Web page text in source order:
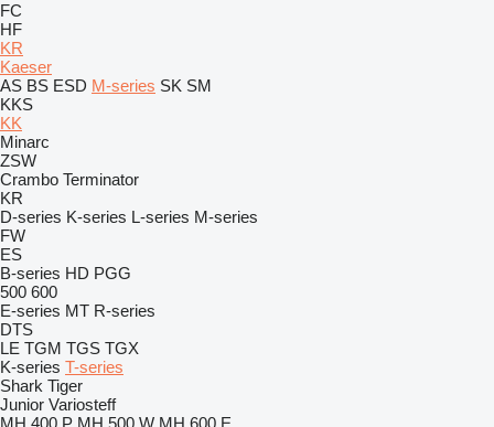
FC
HF
KR
Kaeser
AS BS ESD M-series SK SM
KKS
KK
Minarc
ZSW
Crambo Terminator
KR
D-series K-series L-series M-series
FW
ES
B-series HD PGG
500 600
E-series MT R-series
DTS
LE TGM TGS TGX
K-series T-series
Shark Tiger
Junior Variosteff
MH 400 P MH 500 W MH 600 E